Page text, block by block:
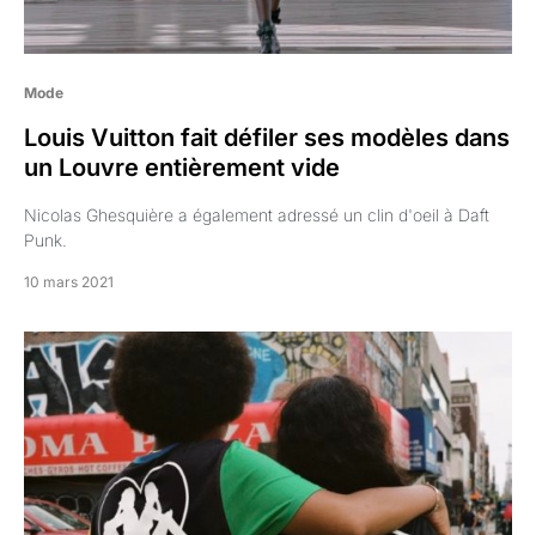
Mode
Louis Vuitton fait défiler ses modèles dans
un Louvre entièrement vide
Nicolas Ghesquière a également adressé un clin d'oeil à Daft
Punk.
10 mars 2021